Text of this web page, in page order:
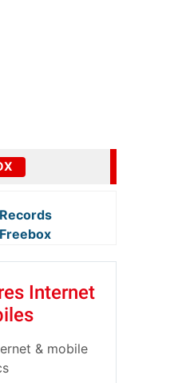
Records
Freebox
Internet
& mobile